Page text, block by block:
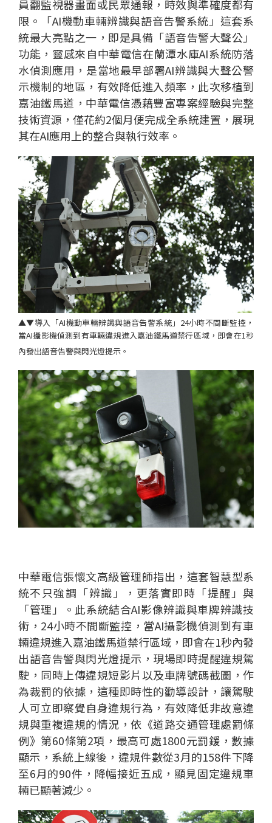
員翻監視器畫面或民眾通報，時效與準確度都有
限。「AI機動車輛辨識與語音告警系統」這套系
統最大亮點之一，即是具備「語音告警大聲公」
功能，靈感來自中華電信在蘭潭水庫AI系統防落
水偵測應用，是當地最早部署AI辨識與大聲公警
示機制的地區，有效降低進入頻率，此次移植到
嘉油鐵馬道，中華電信憑藉豐富專案經驗與完整
技術資源，僅花約2個月便完成全系統建置，展現
其在AI應用上的整合與執行效率。
▲▼導入「AI機動車輛辨識與語音告警系統」24小時不間斷監控，
當AI攝影機偵測到有車輛違規進入嘉油鐵馬道禁行區域，即會在1秒
內發出語音告警與閃光燈提示。
中華電信張懷文高級管理師指出，這套智慧型系
統不只強調「辨識」，更落實即時「提醒」與
「管理」。此系統結合AI影像辨識與車牌辨識技
術，24小時不間斷監控，當AI攝影機偵測到有車
輛違規進入嘉油鐵馬道禁行區域，即會在1秒內發
出語音告警與閃光燈提示，現場即時提醒違規駕
駛，同時上傳違規短影片以及車牌號碼截圖，作
為裁罰的依據，這種即時性的勸導設計，讓駕駛
人可立即察覺自身違規行為，有效降低非故意違
規與重複違規的情況，依《道路交通管理處罰條
例》第60條第2項，最高可處1800元罰鍰，數據
顯示，系統上線後，違規件數從3月的158件下降
至6月的90件，降幅接近五成，顯見固定違規車
輛已顯著減少。